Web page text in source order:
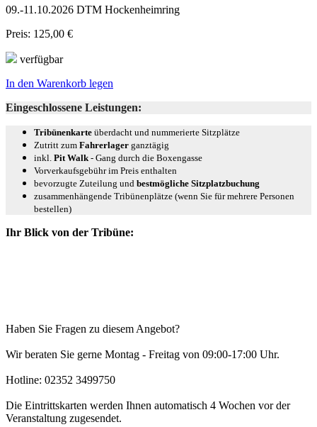
09.-11.10.2026 DTM Hockenheimring
Preis: 125,00 €
verfügbar
In den Warenkorb legen
Eingeschlossene Leistungen:
Tribünenkarte überdacht und nummerierte Sitzplätze
Zutritt zum Fahrerlager ganztägig
inkl. Pit Walk - Gang durch die Boxengasse
Vorverkaufsgebühr im Preis enthalten
bevorzugte Zuteilung und bestmögliche Sitzplatzbuchung
zusammenhängende Tribünenplätze (wenn Sie für mehrere Personen
bestellen)
Ihr Blick von der Tribüne:
Haben Sie Fragen zu diesem Angebot?
Wir beraten Sie gerne Montag - Freitag von 09:00-17:00 Uhr.
Hotline: 02352 3499750
Die Eintrittskarten werden Ihnen automatisch 4 Wochen vor der
Veranstaltung zugesendet.